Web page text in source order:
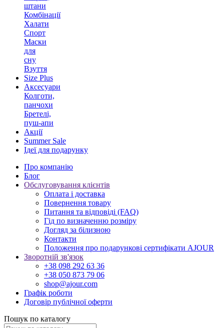
штани
Комбінації
Халати
Спорт
Маски
для
сну
Взуття
Size Plus
Аксесуари
Колготи,
панчохи
Бретелі,
пуш-апи
Акції
Summer Sale
Ідеї для подарунку
Про компанію
Блог
Обслуговування клієнтів
Оплата і доставка
Повернення товару
Питання та відповіді (FAQ)
Гід по визначенню розміру
Догляд за білизною
Контакти
Положення про подарункові сертифікати AJOUR
Зворотній зв'язок
+38 098 292 63 36
+38 050 873 79 06
shop@ajour.com
Графік роботи
Договір публічної оферти
Пошук по каталогу